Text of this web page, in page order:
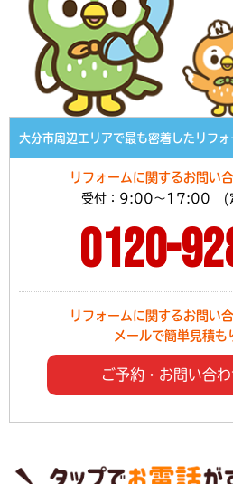
大分市周辺エリアで最も密着したリフォ
リフォームに関するお問い
受付：9:00～17:00 (
0120-
リフォームに関するお問い
メールで簡単見積も
ご予約・お問い合